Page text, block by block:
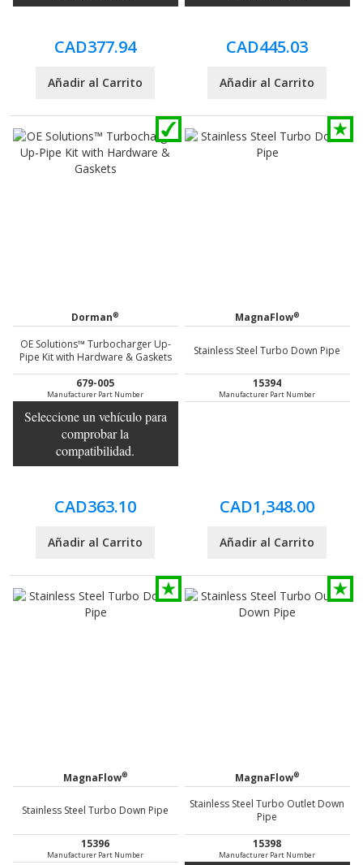
CAD377.94
Añadir al Carrito
CAD445.03
Añadir al Carrito
Dorman®
OE Solutions™ Turbocharger Up-
Pipe Kit with Hardware & Gaskets
679-005
Manufacturer Part Number
Seleccione un vehículo para
comprobar la
compatibilidad.
CAD363.10
Añadir al Carrito
MagnaFlow®
Stainless Steel Turbo Down Pipe
15394
Manufacturer Part Number
CAD1,348.00
Añadir al Carrito
MagnaFlow®
Stainless Steel Turbo Down Pipe
15396
Manufacturer Part Number
MagnaFlow®
Stainless Steel Turbo Outlet Down
Pipe
15398
Manufacturer Part Number